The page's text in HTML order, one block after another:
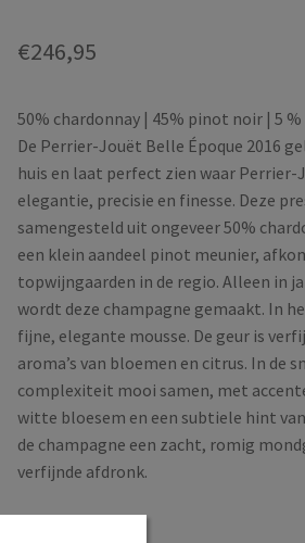
€246,95
50% chardonnay | 45% pinot noir | 5
De Perrier-Jouët Belle Époque 2016
huis en laat perfect zien waar
elegantie, precisie en finesse. Deze
samengesteld uit ongeveer 50%
een klein aandeel pinot meunier,
topwijngaarden in de regio. Alleen in
wordt deze champagne gemaakt. In
fijne, elegante mousse. De geur is
aroma’s van bloemen en citrus. In de
complexiteit mooi samen, met
witte bloesem en een subtiele hint
de champagne een zacht, romig
verfijnde afdronk.